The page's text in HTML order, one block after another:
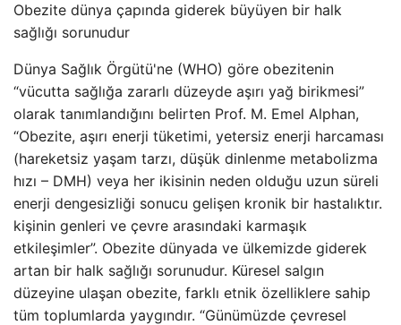
Obezite dünya çapında giderek büyüyen bir halk
sağlığı sorunudur
Dünya Sağlık Örgütü'ne (WHO) göre obezitenin
“vücutta sağlığa zararlı düzeyde aşırı yağ birikmesi”
olarak tanımlandığını belirten Prof. M. Emel Alphan,
“Obezite, aşırı enerji tüketimi, yetersiz enerji harcaması
(hareketsiz yaşam tarzı, düşük dinlenme metabolizma
hızı – DMH) veya her ikisinin neden olduğu uzun süreli
enerji dengesizliği sonucu gelişen kronik bir hastalıktır.
kişinin genleri ve çevre arasındaki karmaşık
etkileşimler”. Obezite dünyada ve ülkemizde giderek
artan bir halk sağlığı sorunudur. Küresel salgın
düzeyine ulaşan obezite, farklı etnik özelliklere sahip
tüm toplumlarda yaygındır. “Günümüzde çevresel